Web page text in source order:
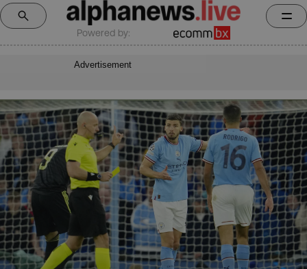
Powered by:
Advertisement